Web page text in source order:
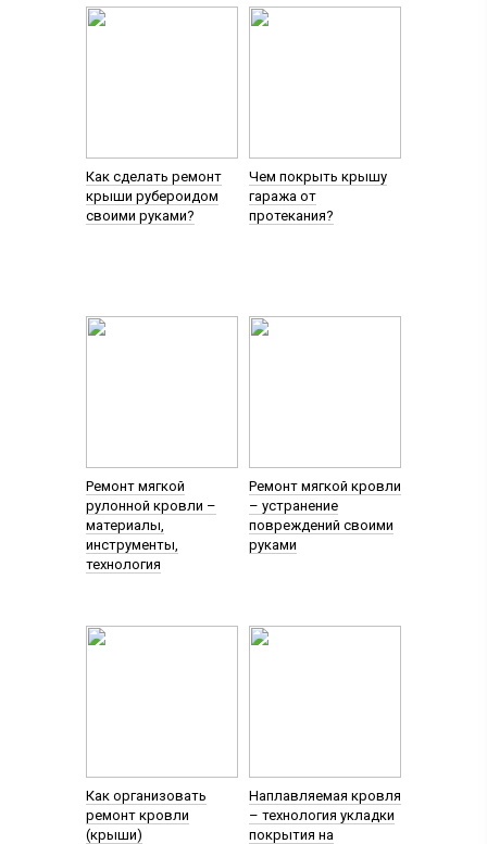
Как сделать ремонт
крыши рубероидом
своими руками?
Чем покрыть крышу
гаража от
протекания?
Ремонт мягкой
рулонной кровли –
материалы,
инструменты,
технология
Ремонт мягкой кровли
– устранение
повреждений своими
руками
Как организовать
ремонт кровли
(крыши)
Наплавляемая кровля
– технология укладки
покрытия на